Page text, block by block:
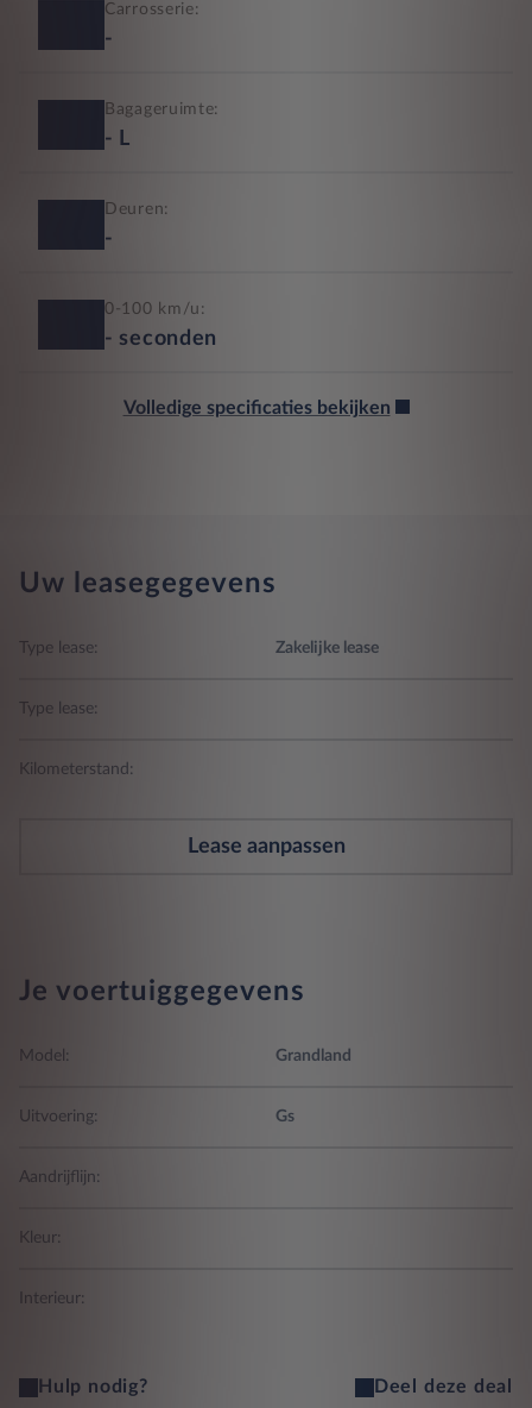
Carrosserie:
-
Bagageruimte:
- L
Deuren:
-
0-100 km/u:
- seconden
Volledige specificaties bekijken
Uw leasegegevens
Type lease: Zakelijke lease
Type lease:
Kilometerstand:
Lease aanpassen
Je voertuiggegevens
Model: Grandland
Uitvoering: Gs
Aandrijflijn:
Kleur:
Interieur:
Hulp nodig? Deel deze deal